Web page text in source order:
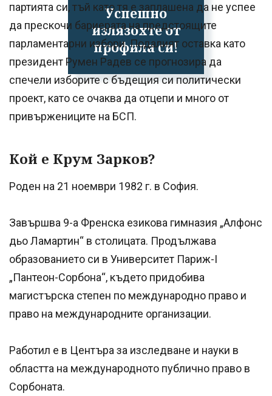
Успешно
излязохте от
профила си!
партията си, тъй като тя е заплашена да не успее
да прескочи бариерата на предстоящите
парламентарни избори. Подалият оставка като
президент Румен Радев се прогнозира да
спечели изборите с бъдещия си политически
проект, като се очаква да отцепи и много от
привържениците на БСП.
Кой е Крум Зарков?
Роден на 21 ноември 1982 г. в София.
Завършва 9-а Френска езикова гимназия „Алфонс
дьо Ламартин“ в столицата. Продължава
образованието си в Университет Париж-I
„Пантеон-Сорбона“, където придобива
магистърска степен по международно право и
право на международните организации.
Работил е в Центъра за изследване и науки в
областта на международното публично право в
Сорбоната.